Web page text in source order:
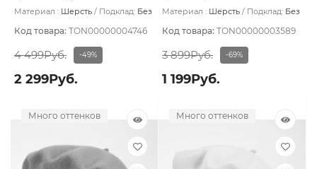
Материал : Шерсть Подклад: Без
Код товара: TON00000004746
4 499Руб. -49%
2 299Руб.
Материал : Шерсть Подклад: Без
Код товара: TON00000003589
3 899Руб. -69%
1 199Руб.
Много оттенков Много оттенков